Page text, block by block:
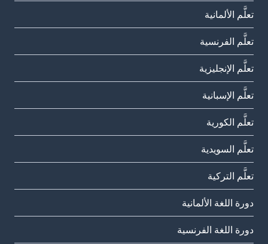
تعلَّم الألمانية
تعلَّم الفرنسية
تعلَّم الإنجليزية
تعلَّم الإسبانية
تعلَّم الكورية
تعلَّم السويدية
تعلَّم التركية
دورة اللغة الألمانية
دورة اللغة الفرنسية